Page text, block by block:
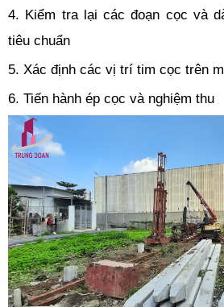
4. Kiểm tra lại các đoạn cọc và
tiêu chuẩn
5. Xác định các vị trí tim cọc trên
6. Tiến hành ép cọc và nghiệm thu